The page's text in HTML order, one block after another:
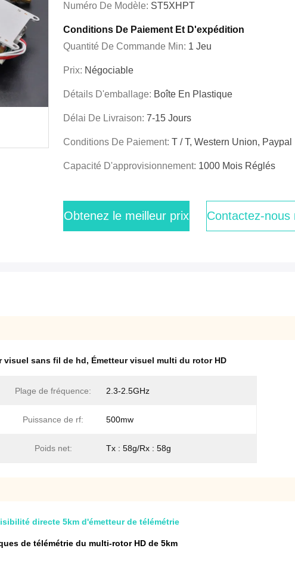
Numéro De Modèle: ST5XHPT
Conditions De Paiement Et D'expédition
Quantité De Commande Min: 1 Jeu
Prix: Négociable
Détails D'emballage: Boîte En Plastique
Délai De Livraison: 7-15 Jours
Conditions De Paiement: T / T, Western Union, Paypal
Capacité D'approvisionnement: 1000 Mois Réglés
Obtenez le meilleur prix Contactez-nous
visuel sans fil de hd, Émetteur visuel multi du rotor HD
Plage de fréquence: 2.3-2.5GHz
Puissance de rf: 500mw
Poids net: Tx : 58g/Rx : 58g
directe 5km d'émetteur de télémétrie
de télémétrie du multi-rotor HD de 5km